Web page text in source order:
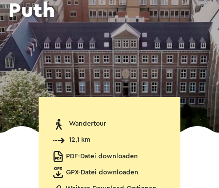
Puth
Wandertour
12,1 km
PDF-Datei downloaden
GPX-Datei downloaden